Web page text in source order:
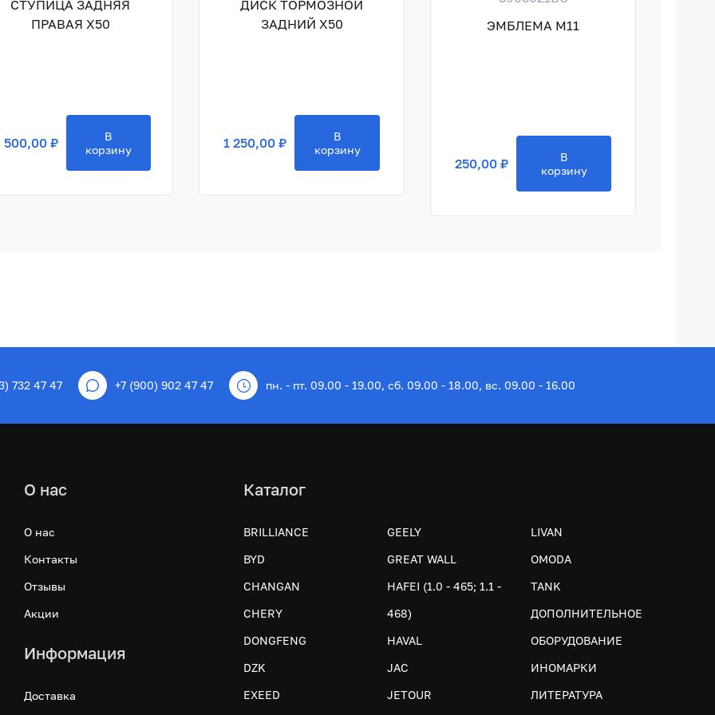
СТУПИЦА ЗАДНЯЯ
ПРАВАЯ X50
500,00 ₽
В
корзину
ДИСК ТОРМОЗНОЙ
ЗАДНИЙ X50
1 250,00 ₽
В
корзину
ЭМБЛЕМА M11
250,00 ₽
В
корзину
732 47 47 +7 (900) 902 47 47 пн. - пт. 09.00 - 19.00, сб. 09.00 - 18.00, вс. 09.00 - 16.00
О нас
О нас
Контакты
Отзывы
Акции
Информация
Доставка
Каталог
BRILLIANCE
BYD
CHANGAN
CHERY
DONGFENG
DZK
EXEED
GEELY
GREAT WALL
HAFEI (1.0 - 465; 1.1 -
468)
HAVAL
JAC
JETOUR
LIVAN
OMODA
TANK
ДОПОЛНИТЕЛЬНОЕ
ОБОРУДОВАНИЕ
ИНОМАРКИ
ЛИТЕРАТУРА